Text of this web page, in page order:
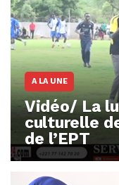
A LA UNE
Vidéo/ La
culturelle
de l’EPT